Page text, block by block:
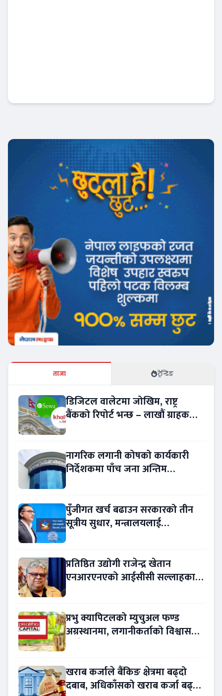
ताजा ट्रेन्डिङ
डिजिटल वालेटमा जोखिम, राष्ट्र
बैंकको रिपोर्ट भन्छ – लाखौं ग्राहकको
नागरिक लगानी कोषको कार्यकारी
निर्देशकमा पाँच जना अन्तिम
पुँजीगत खर्च बढाउन सरकारको तीन
सूत्रीय सुधार, मन्त्रालयलाई
प्रतिष्ठित उद्योगी राजेन्द्र खेतान
एनआरएनएको आईसीसी सल्लाहकार
प्रभु क्यापिटलको म्युचुअल फण्ड
अग्रस्थानमा, लगानीकर्ताको विश्वास
खराब कर्जाले बैंकिङ क्षेत्रमा बढ्दो
दबाब, अधिकाँसको खराब कर्जा बढ्दो